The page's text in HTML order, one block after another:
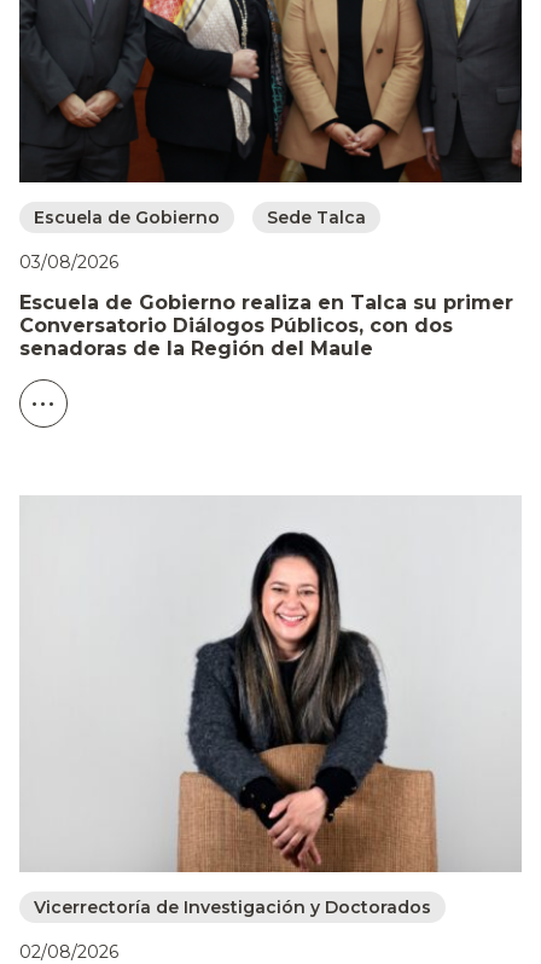
Escuela de Gobierno Sede Talca
03/08/2026
Escuela de Gobierno realiza en Talca su primer
Conversatorio Diálogos Públicos, con dos
senadoras de la Región del Maule
Vicerrectoría de Investigación y Doctorados
02/08/2026